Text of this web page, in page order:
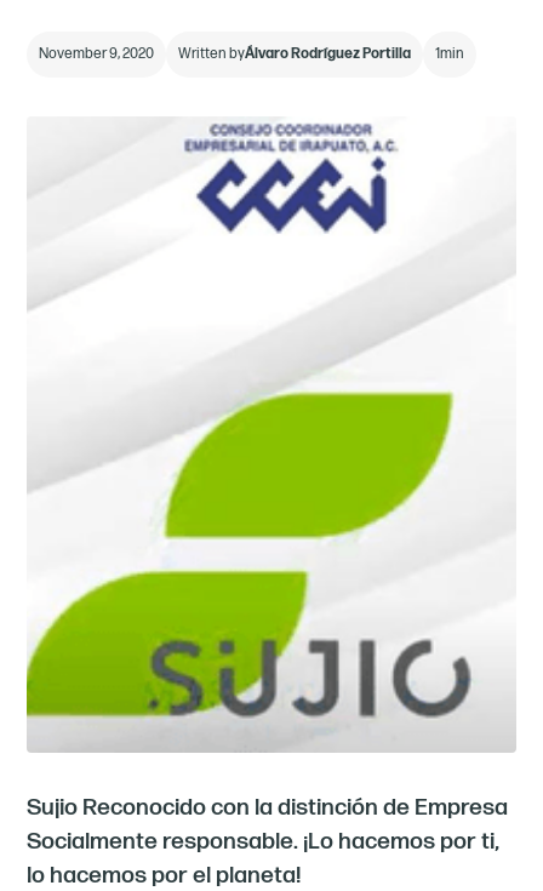
November 9, 2020 Written byÁlvaro Rodríguez Portilla 1min
Sujio Reconocido con la distinción de Empresa
Socialmente responsable. ¡Lo hacemos por ti,
lo hacemos por el planeta!